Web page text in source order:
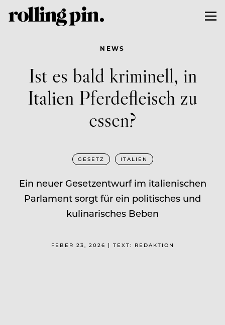
NEWS
Ist es bald kriminell, in
Italien Pferdefleisch zu
essen?
GESETZ ITALIEN
Ein neuer Gesetzentwurf im italienischen
Parlament sorgt für ein politisches und
kulinarisches Beben
FEBER 23, 2026 | TEXT: REDAKTION